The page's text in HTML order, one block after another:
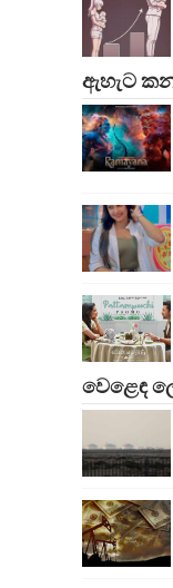
ඇහැට
වෙළෙඳ